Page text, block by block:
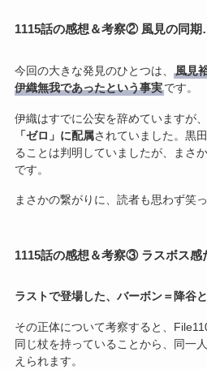
1115話の感想＆考察② 風見の同
今回の大きな発見のひとつは、
風見
伊織無我であったという事実です。
伊織はすでに公安を辞めていますが
「ゼロ」に配属されていました。黒
ることは判明していましたが、まさ
です。
まさかの繋がりに、読者も思わず笑
1115話の感想＆考察③ ラスボス感
ラストで登場した、バーボン＝降谷
その正体について考察すると、
同じ杖を持っていることから、同一
えられます。